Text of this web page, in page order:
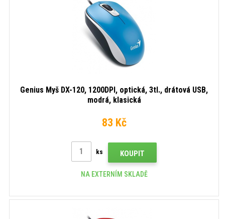
Genius Myš DX-120, 1200DPI, optická, 3tl., drátová USB,
modrá, klasická
83 Kč
ks KOUPIT
NA EXTERNÍM SKLADĚ